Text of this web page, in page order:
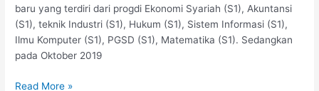
baru yang terdiri dari progdi Ekonomi Syariah (S1), Akuntansi
(S1), teknik Industri (S1), Hukum (S1), Sistem Informasi (S1),
Ilmu Komputer (S1), PGSD (S1), Matematika (S1). Sedangkan
pada Oktober 2019
Read More »